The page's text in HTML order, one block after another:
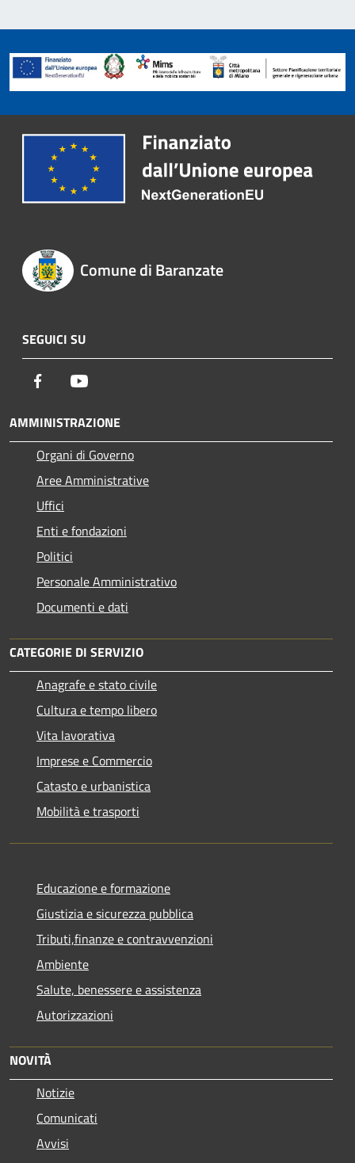
Comune di Baranzate
SEGUICI SU
Facebook
AMMINISTRAZIONE
Organi di Governo
Aree Amministrative
Uffici
Enti e fondazioni
Politici
Personale Amministrativo
Documenti e dati
CATEGORIE DI SERVIZIO
Anagrafe e stato civile
Cultura e tempo libero
Vita lavorativa
Imprese e Commercio
Catasto e urbanistica
Mobilità e trasporti
Educazione e formazione
Giustizia e sicurezza pubblica
Tributi,finanze e contravvenzioni
Ambiente
Salute, benessere e assistenza
Autorizzazioni
NOVITÀ
Notizie
Comunicati
Avvisi